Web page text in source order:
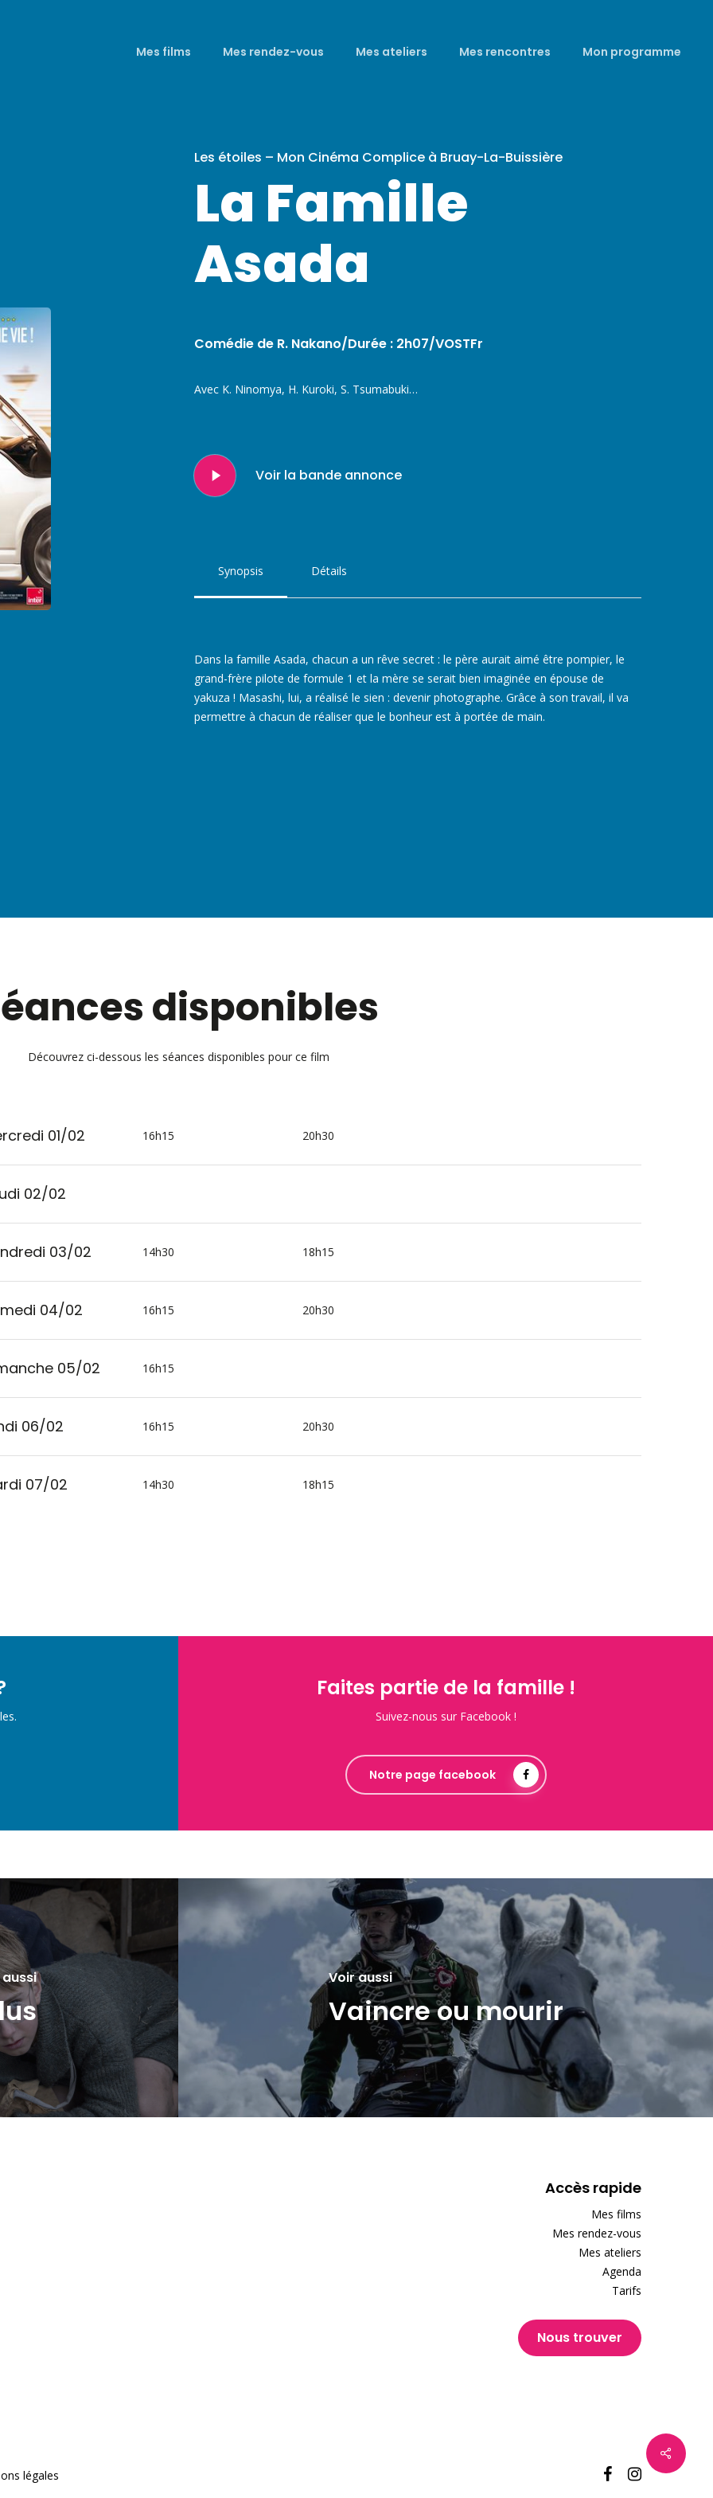
Mes films Mes rendez-vous Mes ateliers Mes rencontres Mon programme
Les étoiles – Mon Cinéma Complice à Bruay-La-Buissière
La Famille
Asada
Comédie de R. Nakano/Durée : 2h07/VOSTFr
Avec K. Ninomya, H. Kuroki, S. Tsumabuki…
Play
Video
Voir la bande annonce
Synopsis Détails
Dans la famille Asada, chacun a un rêve secret : le père aurait aimé être pompier, le
grand-frère pilote de formule 1 et la mère se serait bien imaginée en épouse de
yakuza ! Masashi, lui, a réalisé le sien : devenir photographe. Grâce à son travail, il va
permettre à chacun de réaliser que le bonheur est à portée de main.
disponibles
Découvrez ci-dessous les séances disponibles pour ce film
01/02 16h15 20h30
02/02
03/02 14h30 18h15
04/02 16h15 20h30
05/02 16h15
06/02 16h15 20h30
07/02 14h30 18h15
Faites partie de la famille !
Suivez-nous sur Facebook !
Notre page facebook
Voir aussi
Vaincre ou mourir
Accès rapide
Mes films
Mes rendez-vous
Mes ateliers
Agenda
Tarifs
Nous trouver
légales facebookinstagram